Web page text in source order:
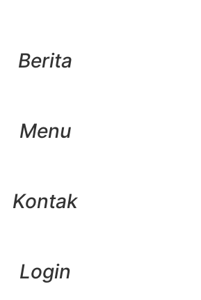
Berita
Menu
Kontak
Login